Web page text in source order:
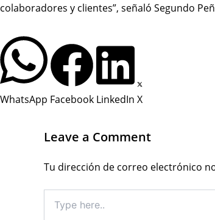
colaboradores y clientes”, señaló Segundo
WhatsApp Facebook LinkedIn X
Leave a Comment
Tu dirección de correo electrónico
here..